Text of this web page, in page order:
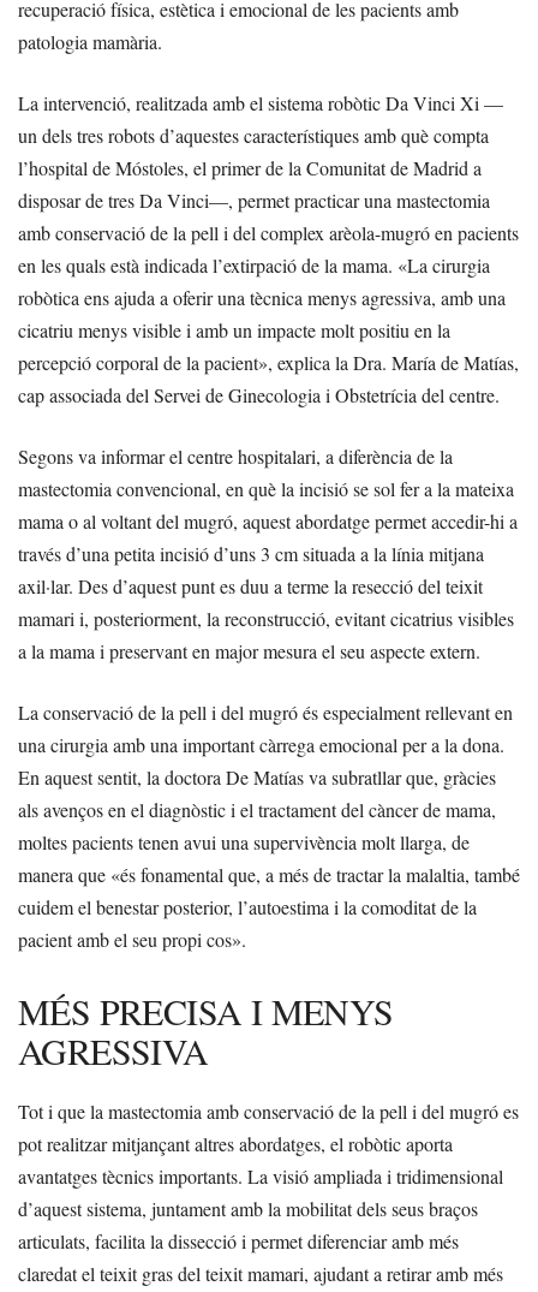
recuperació física, estètica i emocional de les pacients amb
patologia mamària.
La intervenció, realitzada amb el sistema robòtic Da Vinci Xi —
un dels tres robots d’aquestes característiques amb què compta
l’hospital de Móstoles, el primer de la Comunitat de Madrid a
disposar de tres Da Vinci—, permet practicar una mastectomia
amb conservació de la pell i del complex arèola-mugró en pacients
en les quals està indicada l’extirpació de la mama. «La cirurgia
robòtica ens ajuda a oferir una tècnica menys agressiva, amb una
cicatriu menys visible i amb un impacte molt positiu en la
percepció corporal de la pacient», explica la Dra. María de Matías,
cap associada del Servei de Ginecologia i Obstetrícia del centre.
Segons va informar el centre hospitalari, a diferència de la
mastectomia convencional, en què la incisió se sol fer a la mateixa
mama o al voltant del mugró, aquest abordatge permet accedir-hi a
través d’una petita incisió d’uns 3 cm situada a la línia mitjana
axil·lar. Des d’aquest punt es duu a terme la resecció del teixit
mamari i, posteriorment, la reconstrucció, evitant cicatrius visibles
a la mama i preservant en major mesura el seu aspecte extern.
La conservació de la pell i del mugró és especialment rellevant en
una cirurgia amb una important càrrega emocional per a la dona.
En aquest sentit, la doctora De Matías va subratllar que, gràcies
als avenços en el diagnòstic i el tractament del càncer de mama,
moltes pacients tenen avui una supervivència molt llarga, de
manera que «és fonamental que, a més de tractar la malaltia, també
cuidem el benestar posterior, l’autoestima i la comoditat de la
pacient amb el seu propi cos».
MÉS PRECISA I MENYS
AGRESSIVA
Tot i que la mastectomia amb conservació de la pell i del mugró es
pot realitzar mitjançant altres abordatges, el robòtic aporta
avantatges tècnics importants. La visió ampliada i tridimensional
d’aquest sistema, juntament amb la mobilitat dels seus braços
articulats, facilita la dissecció i permet diferenciar amb més
claredat el teixit gras del teixit mamari, ajudant a retirar amb més